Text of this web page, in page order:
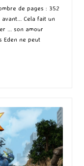
de pages : 352
Cela fait un
... son amour
Eden ne peut